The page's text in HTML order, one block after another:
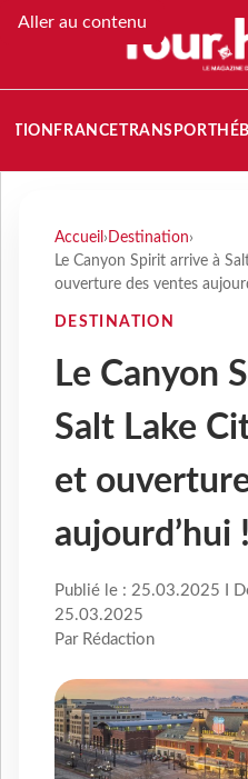
Aller au contenu
FRANCETRANSPORT
Accueil › Destination›
Le Canyon Spirit arrive à
ouverture des ventes
DESTINATION
Le Canyon
Salt Lake
et
aujourd’hui !
Publié le : 25.03.2025 I
25.03.2025
Par Rédaction